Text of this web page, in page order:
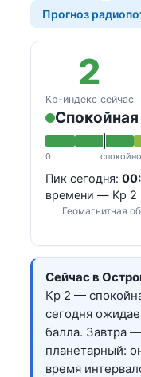
Прогноз
2
Kp-индекс сейчас
0 спокойно
Пик сегодня:
времени — Kp 2
Геомагнитная
Сейчас в
Kp 2 —
сегодня
балла. Завтра
планетарный:
время